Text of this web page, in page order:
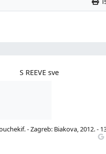
S REEVE sve
- Zagreb: Biakova, 2012. -